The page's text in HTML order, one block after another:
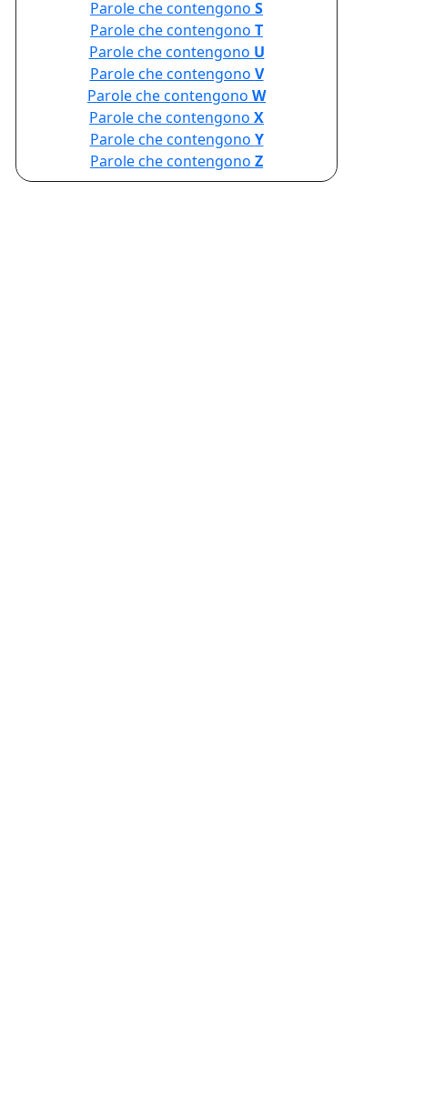
Parole che contengono S
Parole che contengono T
Parole che contengono U
Parole che contengono V
Parole che contengono W
Parole che contengono X
Parole che contengono Y
Parole che contengono Z